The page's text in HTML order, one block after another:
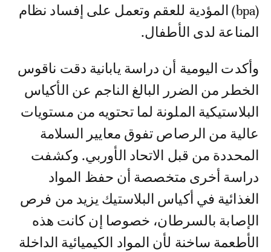
(bpa) المؤدية للعقم وتعمل على إفساد نظام
المناعة لدى الأطفال.
وأكدت اليومية أن دراسة يابانية دقت ناقوس
الخطر من الضرر البالغ الناجم عن الأكياس
البلاستيكية الملونة لما تحتويه من مستويات
عالية من الرصاص تفوق معايير السلامة
المحددة من قبل الاتحاد الأوربي. وكشفت
دراسة أخرى متخصصة أن حفظ المواد
الغذائية في أكياس البلاستيك يزيد من فرص
الإصابة بالسرطان، خصوصا إن كانت هذه
الأطعمة ساخنة لأن المواد الكيميائية الداخلة